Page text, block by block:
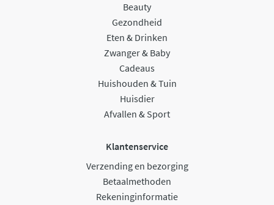
Beauty
Gezondheid
Eten & Drinken
Zwanger & Baby
Cadeaus
Huishouden & Tuin
Huisdier
Afvallen & Sport
Klantenservice
Verzending en bezorging
Betaalmethoden
Rekeninginformatie